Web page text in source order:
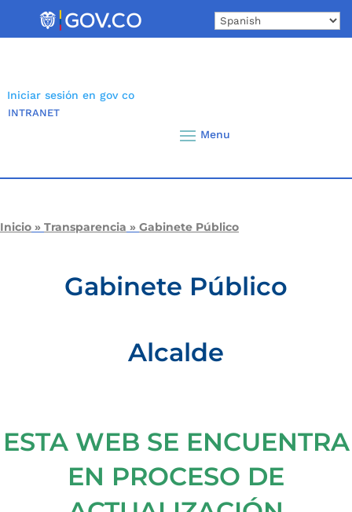
Iniciar sesión en gov co
INTRANET
Inicio » Transparencia » Gabinete Público
Gabinete Público
Alcalde
ESTA WEB SE ENCUENTRA
EN PROCESO DE